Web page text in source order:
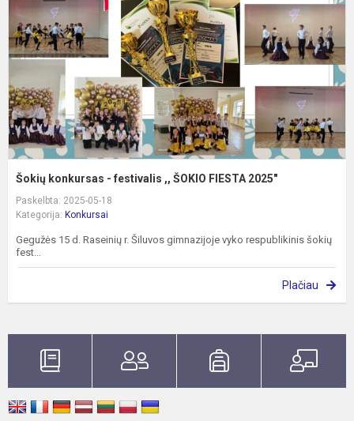
Šokių konkursas - festivalis ,, ŠOKIO FIESTA 2025"
Paskelbta: 2025-05-18
Kategorija: Konkursai
Gegužės 15 d. Raseinių r. Šiluvos gimnazijoje vyko respublikinis šokių
fest...
Plačiau